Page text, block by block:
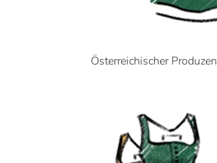
Österreichischer